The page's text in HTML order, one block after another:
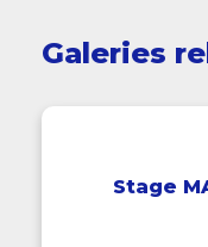
Galeries
Stage